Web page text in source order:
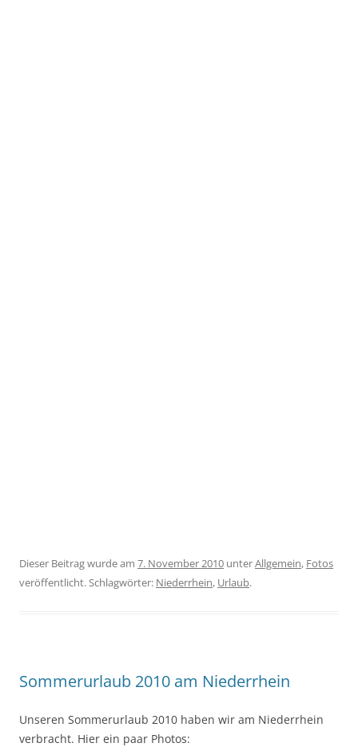
Dieser Beitrag wurde am 7. November 2010 unterAllgemein, Fotos
veröffentlicht. Schlagwörter: Niederrhein, Urlaub.
Sommerurlaub 2010 am Niederrhein
Unseren Sommerurlaub 2010 haben wir am Niederrhein
verbracht. Hier ein paar Photos: